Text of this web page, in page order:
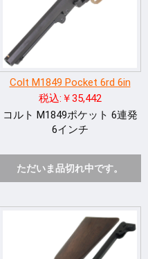
Colt M1849 Pocket 6rd 6in
税込:￥35,442
コルト M1849ポケット 6連発
6インチ
ただいま品切れ中です。